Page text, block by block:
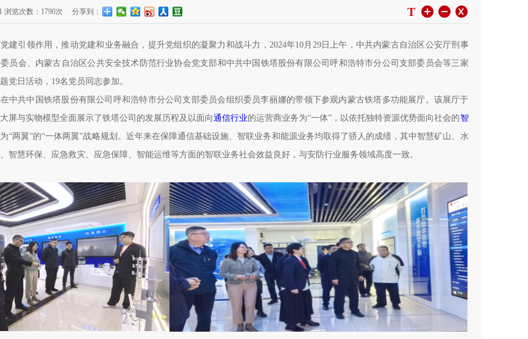
浏览次数： 1790次 分享到： T
建引领作用，推动党建和业务融合，提升党组织的凝聚力和战斗力，2024年10月29日上午，中共内蒙古自治区公安厅刑事
员会、内蒙古自治区公共安全技术防范行业协会党支部和中共中国铁塔股份有限公司呼和浩特市分公司支部委员会等三家
党日活动，19名党员同志参加。
中共中国铁塔股份有限公司呼和浩特市分公司支部委员会组织委员李丽娜的带领下参观内蒙古铁塔多功能展厅。该展厅于
屏与实物模型全面展示了铁塔公司的发展历程及以面向‌通信行业的运营商业务为“一体”，以依托独特资源优势面向社会的‌智
为“两翼”的“一体两翼”战略规划‌。近年来在保障通信基础设施、智联业务和能源业务均取得了骄人的成绩，其中智慧矿山、水
智慧环保、应急救灾、应急保障、智能运维等方面的智联业务社会效益良好，与安防行业服务领域高度一致。